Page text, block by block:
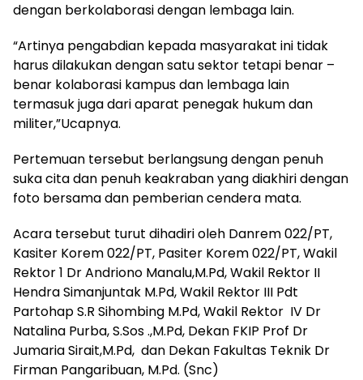
dengan berkolaborasi dengan lembaga lain.
“Artinya pengabdian kepada masyarakat ini tidak
harus dilakukan dengan satu sektor tetapi benar –
benar kolaborasi kampus dan lembaga lain
termasuk juga dari aparat penegak hukum dan
militer,”Ucapnya.
Pertemuan tersebut berlangsung dengan penuh
suka cita dan penuh keakraban yang diakhiri dengan
foto bersama dan pemberian cendera mata.
Acara tersebut turut dihadiri oleh Danrem 022/PT,
Kasiter Korem 022/PT, Pasiter Korem 022/PT, Wakil
Rektor 1 Dr Andriono Manalu,M.Pd, Wakil Rektor II
Hendra Simanjuntak M.Pd, Wakil Rektor III Pdt
Partohap S.R Sihombing M.Pd, Wakil Rektor IV Dr
Natalina Purba, S.Sos .,M.Pd, Dekan FKIP Prof Dr
Jumaria Sirait,M.Pd, dan Dekan Fakultas Teknik Dr
Firman Pangaribuan, M.Pd. (Snc)